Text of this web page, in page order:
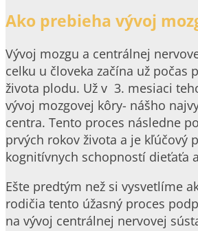
Ako prebieha vývoj
Vývoj mozgu a centrálnej
celku u človeka začína už počas
života plodu. Už v 3. mesiaci
vývoj mozgovej kôry- nášho
centra. Tento proces následne
prvých rokov života a je kľúčový
kognitívnych schopností dieťaťa
Ešte predtým než si vysvetlíme
rodičia tento úžasný proces
na vývoj centrálnej nervovej